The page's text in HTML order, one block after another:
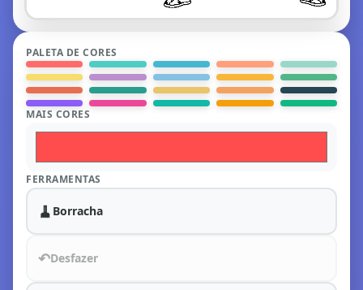
PALETA DE CORES
MAIS CORES
FERRAMENTAS
🧹 Borracha
↶Desfazer